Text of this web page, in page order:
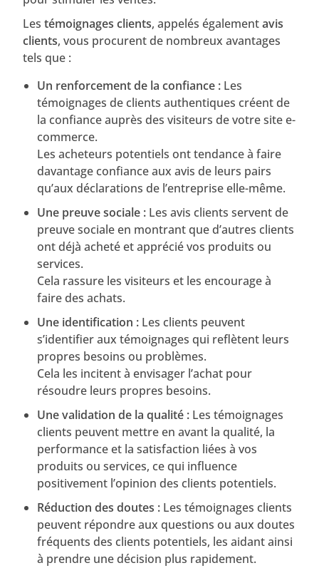
Les témoignages clients, appelés égalementavis
clients, vous procurent de nombreux avantages
tels que :
Un renforcement de la confiance : Les
témoignages de clients authentiques créent de
la confiance auprès des visiteurs de votre site e-
commerce.
Les acheteurs potentiels ont tendance à faire
davantage confiance aux avis de leurs pairs
qu’aux déclarations de l’entreprise elle-même.
Une preuve sociale : Les avis clients servent de
preuve sociale en montrant que d’autres clients
ont déjà acheté et apprécié vos produits ou
services.
Cela rassure les visiteurs et les encourage à
faire des achats.
Une identification : Les clients peuvent
s’identifier aux témoignages qui reflètent leurs
propres besoins ou problèmes.
Cela les incitent à envisager l’achat pour
résoudre leurs propres besoins.
Une validation de la qualité : Les témoignages
clients peuvent mettre en avant la qualité, la
performance et la satisfaction liées à vos
produits ou services, ce qui influence
positivement l’opinion des clients potentiels.
Réduction des doutes : Les témoignages clients
peuvent répondre aux questions ou aux doutes
fréquents des clients potentiels, les aidant ainsi
à prendre une décision plus rapidement.